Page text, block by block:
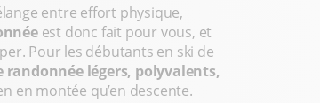
entre effort physique,
est donc fait pour vous, et
Pour les débutants en ski de
randonnée légers, polyvalents,
en montée qu’en descente.